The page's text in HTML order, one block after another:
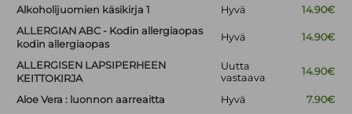
Alkoholijuomien käsikirja 1
Hyvä
14.90€
ALLERGIAN ABC - Kodin allergiaopas
kodin allergiaopas
Hyvä 14.90€
ALLERGISEN LAPSIPERHEEN
KEITTOKIRJA
Uutta
vastaava
14.90€
Aloe Vera : luonnon aarreaitta Hyvä
7.90€